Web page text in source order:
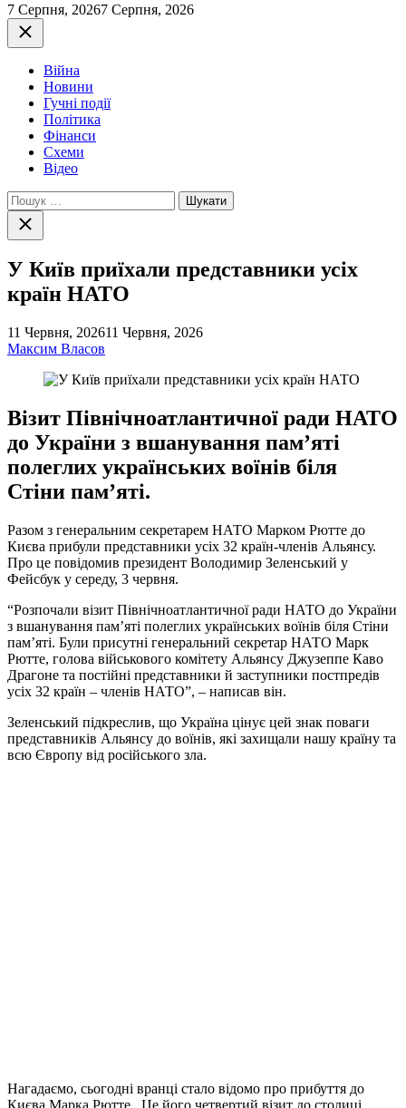
7 Серпня, 20267 Серпня, 2026
Закрити
Війна
Новини
Гучні події
Політика
Фінанси
Схеми
Відео
Пошук:
Закрити
пошук
У Київ приїхали представники усіх
країн НАТО
11 Червня, 202611 Червня, 2026
Максим Власов
Візит Північноатлантичної ради НАТО
до України з вшанування памʼяті
полеглих українських воїнів біля
Стіни памʼяті.
Разом з генеральним секретарем НАТО Марком Рютте до
Києва прибули представники усіх 32 країн-членів Альянсу.
Про це повідомив президент Володимир Зеленський у
Фейсбук у середу, 3 червня.
“Розпочали візит Північноатлантичної ради НАТО до України
з вшанування памʼяті полеглих українських воїнів біля Стіни
памʼяті. Були присутні генеральний секретар НАТО Марк
Рютте, голова військового комітету Альянсу Джузеппе Каво
Драгоне та постійні представники й заступники постпредів
усіх 32 країн – членів НАТО”, – написав він.
Зеленський підкреслив, що Україна цінує цей знак поваги
представників Альянсу до воїнів, які захищали нашу країну та
всю Європу від російського зла.
Нагадаємо, сьогодні вранці стало відомо про прибуття до